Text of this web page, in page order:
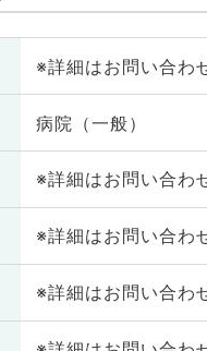
※詳細はお問い合わ
病院（一般）
※詳細はお問い合わ
※詳細はお問い合わ
※詳細はお問い合わ